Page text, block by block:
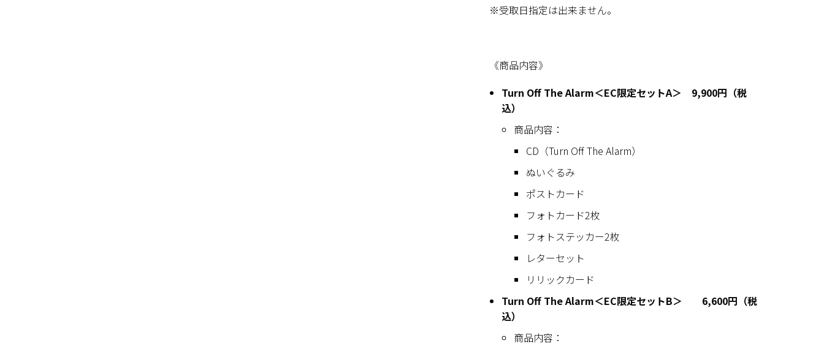
※受取日指定は出来ません。
《商品内容》
Turn Off The Alarm＜EC限定セットA＞ 9,900円（税
込）
商品内容：
CD（Turn Off The Alarm）
ぬいぐるみ
ポストカード
フォトカード2枚
フォトステッカー2枚
レターセット
リリックカード
Turn Off The Alarm＜EC限定セットB＞ 6,600円（税
込）
商品内容：